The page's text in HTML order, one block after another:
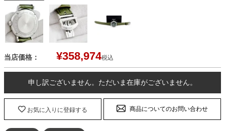
当店価格： ¥358,974税込
申し訳ございません。ただいま在庫がございません。
お気に入りに登録する 商品についてのお問い合わせ